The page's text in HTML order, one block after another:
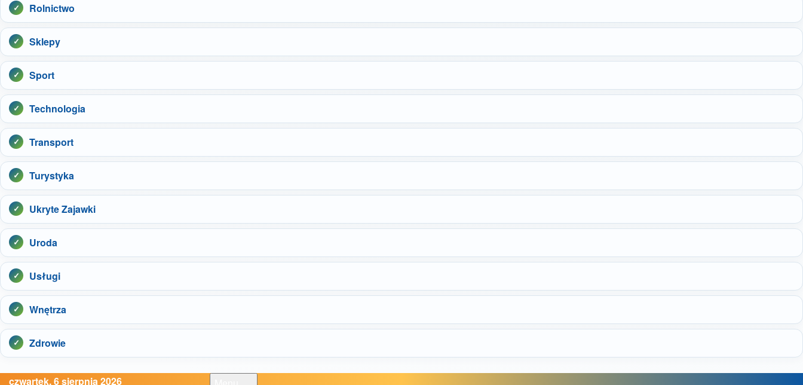
Rolnictwo
Sklepy
Sport
Technologia
Transport
Turystyka
Ukryte Zajawki
Uroda
Usługi
Wnętrza
Zdrowie
czwartek, 6 sierpnia 2026